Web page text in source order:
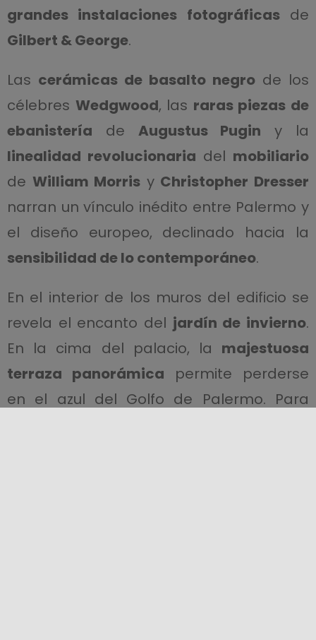
grandes instalaciones fotográficasde
Gilbert & George.
Las cerámicas de basalto negro de los
célebres Wedgwood, las raras piezas de
ebanistería de Augustus Pugin y la
linealidad revolucionaria del mobiliario
de William Morris y Christopher Dresser
narran un vínculo inédito entre Palermo y
el diseño europeo, declinado hacia la
sensibilidad de lo contemporáneo.
En el interior de los muros del edificio se
revela el encanto del jardín de invierno.
En la cima del palacio, la majestuosa
terraza panorámica permite perderse
en el azul del Golfo de Palermo. Para